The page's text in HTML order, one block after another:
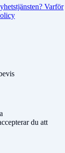
Varför
du att